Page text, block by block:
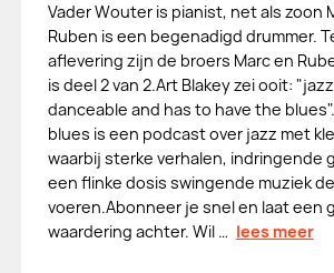
Vader Wouter is pianist, net als zoon
Ruben is een begenadigd drummer.
aflevering zijn de broers Marc en
is deel 2 van 2.Art Blakey zei ooit:
danceable and has to have the
blues is een podcast over jazz met
waarbij sterke verhalen, indringende
een flinke dosis swingende muziek
voeren.Abonneer je snel en laat een
waardering achter. Wil … lees meer